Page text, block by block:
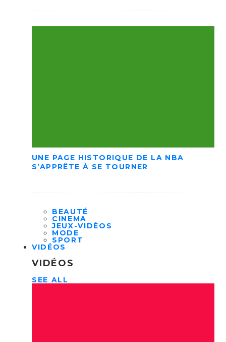
UNE PAGE HISTORIQUE DE LA NBA
S’APPRÊTE À SE TOURNER
BEAUTÉ
CINEMA
JEUX-VIDÉOS
MODE
SPORT
VIDÉOS
VIDÉOS
SEE ALL